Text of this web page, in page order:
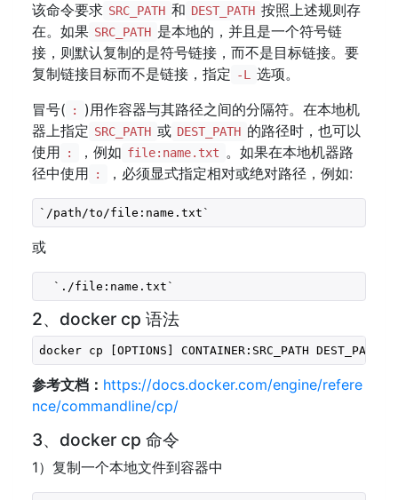
该命令要求 SRC_PATH 和 DEST_PATH 按照上述规则存
在。如果 SRC_PATH 是本地的，并且是一个符号链
接，则默认复制的是符号链接，而不是目标链接。要
复制链接目标而不是链接，指定 -L
选项。
冒号(
:
)用作容器与其路径之间的分隔符。在本地机
器上指定 SRC_PATH 或 DEST_PATH 的路径时，也可以
使用
: ，例如 file:name.txt 。如果在本地机器路
径中使用
: ，必须显式指定相对或绝对路径，例如:
`/path/to/file:name.txt`
或
  `./file:name.txt`
2、docker cp 语法
docker cp [OPTIONS] CONTAINER:SRC_PATH DEST_PATH|-
参考文档： https://docs.docker.com/engine/refere
nce/commandline/cp/
3、docker cp 命令
1）复制一个本地文件到容器中